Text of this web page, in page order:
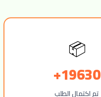
📦
19630+
تم اكتمال الطلب